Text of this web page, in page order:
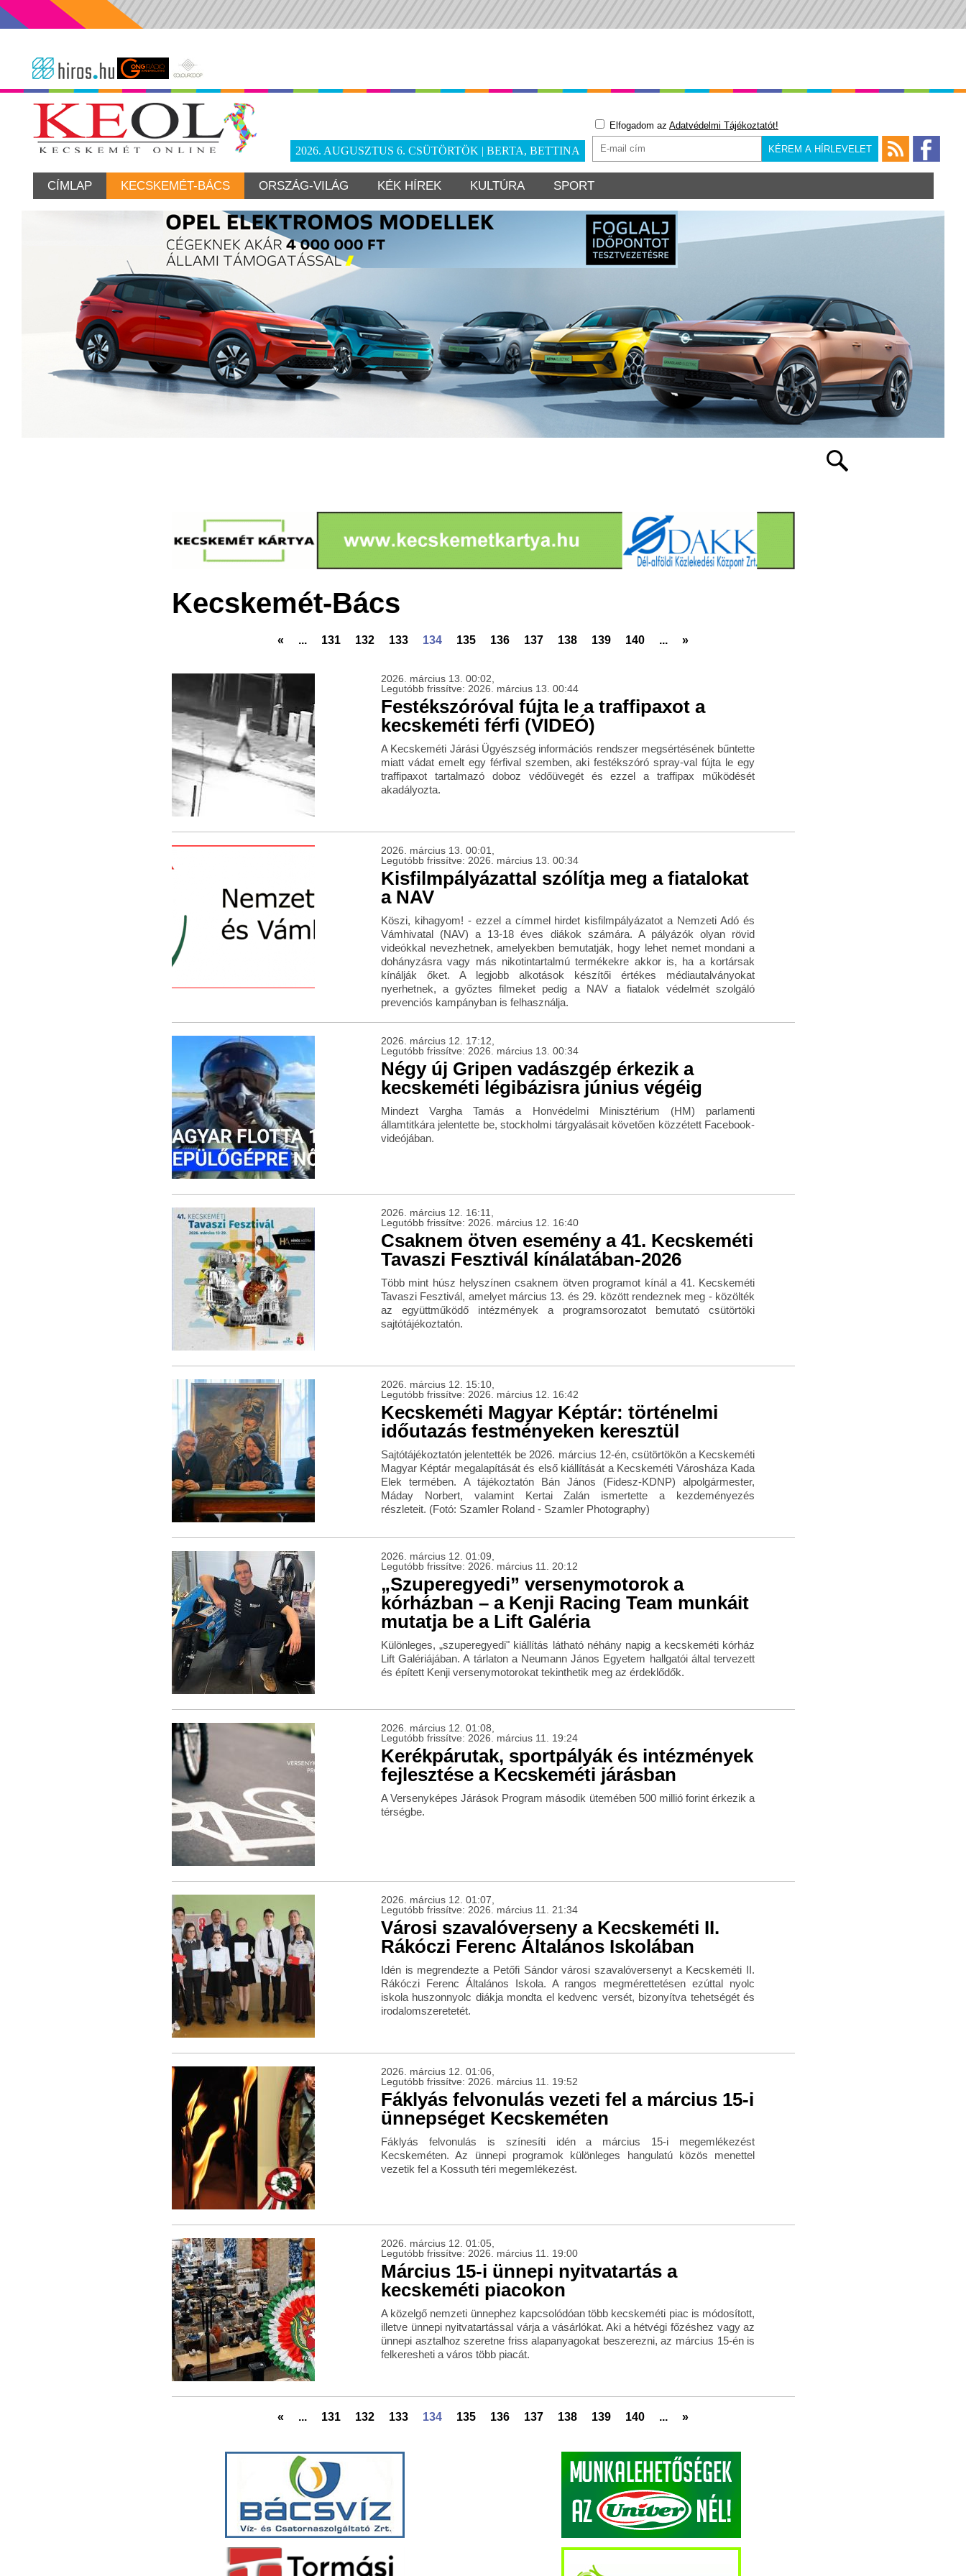
2026. AUGUSZTUS 6. CSÜTÖRTÖK | BERTA, BETTINA
Elfogadom az Adatvédelmi Tájékoztatót!
CÍMLAP KECSKEMÉT-BÁCS ORSZÁG-VILÁG KÉK HÍREK KULTÚRA SPORT
Kecskemét-Bács
« ... 131 132 133 134 135 136 137 138 139 140 ... »
2026. március 13. 00:02,
Legutóbb frissítve: 2026. március 13. 00:44
Festékszóróval fújta le a traffipaxot a
kecskeméti férfi (VIDEÓ)
A Kecskeméti Járási Ügyészség információs rendszer megsértésének bűntette
miatt vádat emelt egy férfival szemben, aki festékszóró spray-val fújta le egy
traffipaxot tartalmazó doboz védőüvegét és ezzel a traffipax működését
akadályozta.
2026. március 13. 00:01,
Legutóbb frissítve: 2026. március 13. 00:34
Kisfilmpályázattal szólítja meg a fiatalokat
a NAV
Köszi, kihagyom! - ezzel a címmel hirdet kisfilmpályázatot a Nemzeti Adó és
Vámhivatal (NAV) a 13-18 éves diákok számára. A pályázók olyan rövid
videókkal nevezhetnek, amelyekben bemutatják, hogy lehet nemet mondani a
dohányzásra vagy más nikotintartalmú termékekre akkor is, ha a kortársak
kínálják őket. A legjobb alkotások készítői értékes médiautalványokat
nyerhetnek, a győztes filmeket pedig a NAV a fiatalok védelmét szolgáló
prevenciós kampányban is felhasználja.
2026. március 12. 17:12,
Legutóbb frissítve: 2026. március 13. 00:34
Négy új Gripen vadászgép érkezik a
kecskeméti légibázisra június végéig
Mindezt Vargha Tamás a Honvédelmi Minisztérium (HM) parlamenti
államtitkára jelentette be, stockholmi tárgyalásait követően közzétett Facebook-
videójában.
2026. március 12. 16:11,
Legutóbb frissítve: 2026. március 12. 16:40
Csaknem ötven esemény a 41. Kecskeméti
Tavaszi Fesztivál kínálatában-2026
Több mint húsz helyszínen csaknem ötven programot kínál a 41. Kecskeméti
Tavaszi Fesztivál, amelyet március 13. és 29. között rendeznek meg - közölték
az együttműködő intézmények a programsorozatot bemutató csütörtöki
sajtótájékoztatón.
2026. március 12. 15:10,
Legutóbb frissítve: 2026. március 12. 16:42
Kecskeméti Magyar Képtár: történelmi
időutazás festményeken keresztül
Sajtótájékoztatón jelentették be 2026. március 12-én, csütörtökön a Kecskeméti
Magyar Képtár megalapítását és első kiállítását a Kecskeméti Városháza Kada
Elek termében. A tájékoztatón Bán János (Fidesz-KDNP) alpolgármester,
Máday Norbert, valamint Kertai Zalán ismertette a kezdeményezés
részleteit. (Fotó: Szamler Roland - Szamler Photography)
2026. március 12. 01:09,
Legutóbb frissítve: 2026. március 11. 20:12
„Szuperegyedi” versenymotorok a
kórházban – a Kenji Racing Team munkáit
mutatja be a Lift Galéria
Különleges, „szuperegyedi" kiállítás látható néhány napig a kecskeméti kórház
Lift Galériájában. A tárlaton a Neumann János Egyetem hallgatói által tervezett
és épített Kenji versenymotorokat tekinthetik meg az érdeklődők.
2026. március 12. 01:08,
Legutóbb frissítve: 2026. március 11. 19:24
Kerékpárutak, sportpályák és intézmények
fejlesztése a Kecskeméti járásban
A Versenyképes Járások Program második ütemében 500 millió forint érkezik a
térségbe.
2026. március 12. 01:07,
Legutóbb frissítve: 2026. március 11. 21:34
Városi szavalóverseny a Kecskeméti II.
Rákóczi Ferenc Általános Iskolában
Idén is megrendezte a Petőfi Sándor városi szavalóversenyt a Kecskeméti II.
Rákóczi Ferenc Általános Iskola. A rangos megmérettetésen ezúttal nyolc
iskola huszonnyolc diákja mondta el kedvenc versét, bizonyítva tehetségét és
irodalomszeretetét.
2026. március 12. 01:06,
Legutóbb frissítve: 2026. március 11. 19:52
Fáklyás felvonulás vezeti fel a március 15-i
ünnepséget Kecskeméten
Fáklyás felvonulás is színesíti idén a március 15-i megemlékezést
Kecskeméten. Az ünnepi programok különleges hangulatú közös menettel
vezetik fel a Kossuth téri megemlékezést.
2026. március 12. 01:05,
Legutóbb frissítve: 2026. március 11. 19:00
Március 15-i ünnepi nyitvatartás a
kecskeméti piacokon
A közelgő nemzeti ünnephez kapcsolódóan több kecskeméti piac is módosított,
illetve ünnepi nyitvatartással várja a vásárlókat. Aki a hétvégi főzéshez vagy az
ünnepi asztalhoz szeretne friss alapanyagokat beszerezni, az március 15-én is
felkeresheti a város több piacát.
« ... 131 132 133 134 135 136 137 138 139 140 ... »